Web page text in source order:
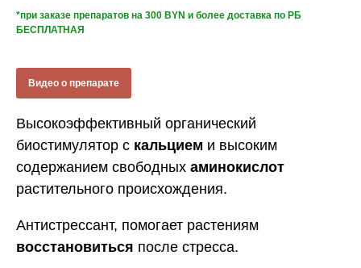
*при заказе препаратов на 300 BYN и более доставка по РБ
БЕСПЛАТНАЯ
Видео о препарате
Высокоэффективный органический
биостимулятор с кальцием и высоким
содержанием свободных аминокислот
растительного происхождения.
Антистрессант, помогает растениям
восстановиться после стресса.